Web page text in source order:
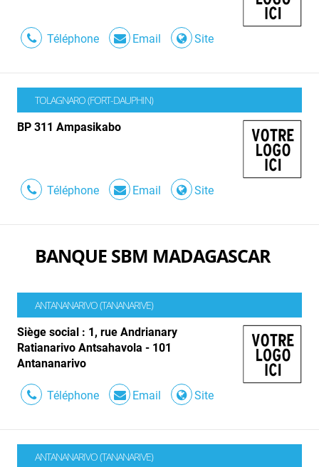
Téléphone Email Site
TOLAGNARO (FORT-DAUPHIN)
BP 311 Ampasikabo
Téléphone Email Site
BANQUE SBM MADAGASCAR
ANTANANARIVO (TANANARIVE)
Siège social : 1, rue Andrianary
Ratianarivo Antsahavola - 101
Antananarivo
Téléphone Email Site
ANTANANARIVO (TANANARIVE)